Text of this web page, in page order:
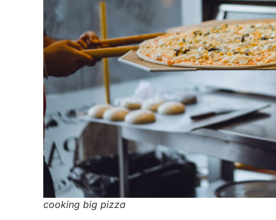
cooking big pizza